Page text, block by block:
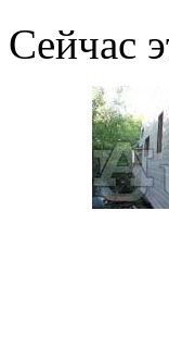
Сейчас